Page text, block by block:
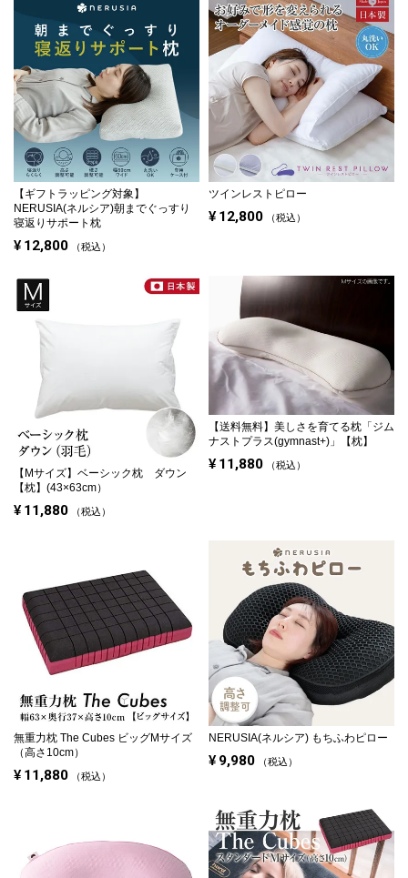
【ギフトラッピング対象】
NERUSIA(ネルシア)朝までぐっすり
寝返りサポート枕
¥ 12,800 税込
ツインレストピロー
¥ 12,800 税込
【Mサイズ】 ベーシック枕 ダウン
【枕】(43×63cm）
¥ 11,880 税込
【送料無料】 美しさを育てる枕「ジム
ナストプラス(gymnast+)」【枕】
¥ 11,880 税込
無重力枕 The Cubes ビッグMサイズ
（高さ10cm）
¥ 11,880 税込
NERUSIA(ネルシア) もちふわピロー
¥ 9,980 税込